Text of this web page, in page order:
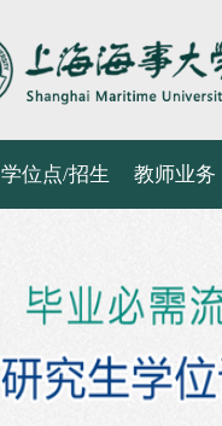
学位点/招生 教师业务